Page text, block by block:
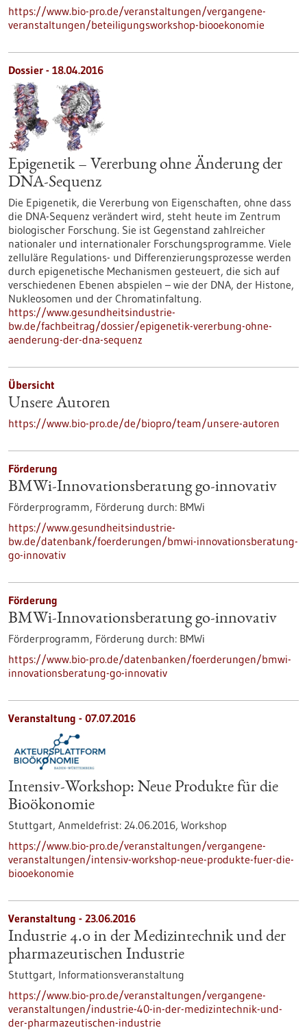
https://www.bio-pro.de/veranstaltungen/vergangene-
veranstaltungen/beteiligungsworkshop-biooekonomie
Dossier - 18.04.2016
Epigenetik – Vererbung ohne Änderung der
DNA-Sequenz
Die Epigenetik, die Vererbung von Eigenschaften, ohne dass
die DNA-Sequenz verändert wird, steht heute im Zentrum
biologischer Forschung. Sie ist Gegenstand zahlreicher
nationaler und internationaler Forschungsprogramme. Viele
zelluläre Regulations- und Differenzierungsprozesse werden
durch epigenetische Mechanismen gesteuert, die sich auf
verschiedenen Ebenen abspielen – wie der DNA, der Histone,
Nukleosomen und der Chromatinfaltung.
https://www.gesundheitsindustrie-
bw.de/fachbeitrag/dossier/epigenetik-vererbung-ohne-
aenderung-der-dna-sequenz
Übersicht
Unsere Autoren
https://www.bio-pro.de/de/biopro/team/unsere-autoren
Förderung
BMWi-Innovationsberatung go-innovativ
Förderprogramm, Förderung durch: BMWi
https://www.gesundheitsindustrie-
bw.de/datenbank/foerderungen/bmwi-innovationsberatung-
go-innovativ
Förderung
BMWi-Innovationsberatung go-innovativ
Förderprogramm, Förderung durch: BMWi
https://www.bio-pro.de/datenbanken/foerderungen/bmwi-
innovationsberatung-go-innovativ
Veranstaltung - 07.07.2016
Intensiv-Workshop: Neue Produkte für die
Bioökonomie
Stuttgart, Anmeldefrist: 24.06.2016, Workshop
https://www.bio-pro.de/veranstaltungen/vergangene-
veranstaltungen/intensiv-workshop-neue-produkte-fuer-die-
biooekonomie
Veranstaltung - 23.06.2016
Industrie 4.0 in der Medizintechnik und der
pharmazeutischen Industrie
Stuttgart, Informationsveranstaltung
https://www.bio-pro.de/veranstaltungen/vergangene-
veranstaltungen/industrie-40-in-der-medizintechnik-und-
der-pharmazeutischen-industrie